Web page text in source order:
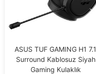
ASUS TUF GAMING H1 7.1
Surround Kablosuz Siyah
Gaming Kulaklık